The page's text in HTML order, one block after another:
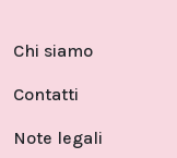
Chi siamo
Contatti
Note legali